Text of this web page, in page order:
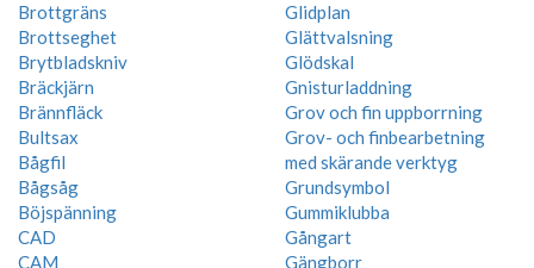
Brottgräns
Brottseghet
Brytbladskniv
Bräckjärn
Brännfläck
Bultsax
Bågfil
Bågsåg
Böjspänning
CAD
CAM
Glidplan
Glättvalsning
Glödskal
Gnisturladdning
Grov och fin uppborrning
Grov- och finbearbetning
med skärande verktyg
Grundsymbol
Gummiklubba
Gångart
Gängborr